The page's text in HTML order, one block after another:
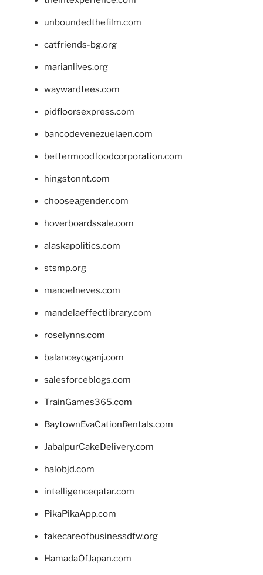
unboundedthefilm.com
catfriends-bg.org
marianlives.org
waywardtees.com
pidfloorsexpress.com
bancodevenezuelaen.com
bettermoodfoodcorporation.com
hingstonnt.com
chooseagender.com
hoverboardssale.com
alaskapolitics.com
stsmp.org
manoelneves.com
mandelaeffectlibrary.com
roselynns.com
balanceyoganj.com
salesforceblogs.com
TrainGames365.com
BaytownEvaCationRentals.com
JabalpurCakeDelivery.com
halobjd.com
intelligenceqatar.com
PikaPikaApp.com
takecareofbusinessdfw.org
HamadaOfJapan.com